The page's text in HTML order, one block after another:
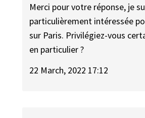
Merci pour votre réponse, je
particulièrement intéressée
sur Paris. Privilégiez-vous
en particulier ?
22 March, 2022 17:12